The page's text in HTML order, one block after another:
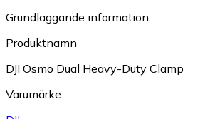
Grundläggande information
Produktnamn
DJI Osmo Dual Heavy-Duty Clamp
Varumärke